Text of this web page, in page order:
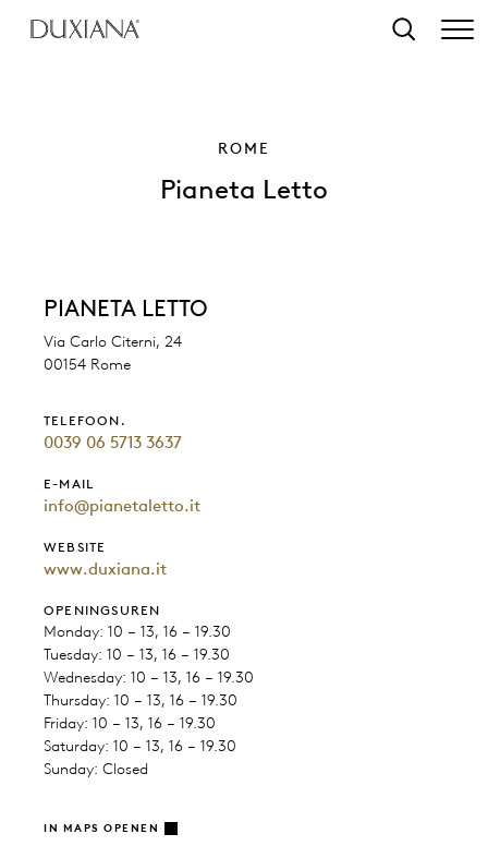
Zoeken
ROME
Pianeta Letto
PIANETA LETTO
Via Carlo Citerni, 24
00154 Rome
TELEFOON.
0039 06 5713 3637
E-MAIL
info@pianetaletto.it
WEBSITE
www.duxiana.it
OPENINGSUREN
Monday: 10 – 13, 16 – 19.30
Tuesday: 10 – 13, 16 – 19.30
Wednesday: 10 – 13, 16 – 19.30
Thursday: 10 – 13, 16 – 19.30
Friday: 10 – 13, 16 – 19.30
Saturday: 10 – 13, 16 – 19.30
Sunday: Closed
IN MAPS OPENEN